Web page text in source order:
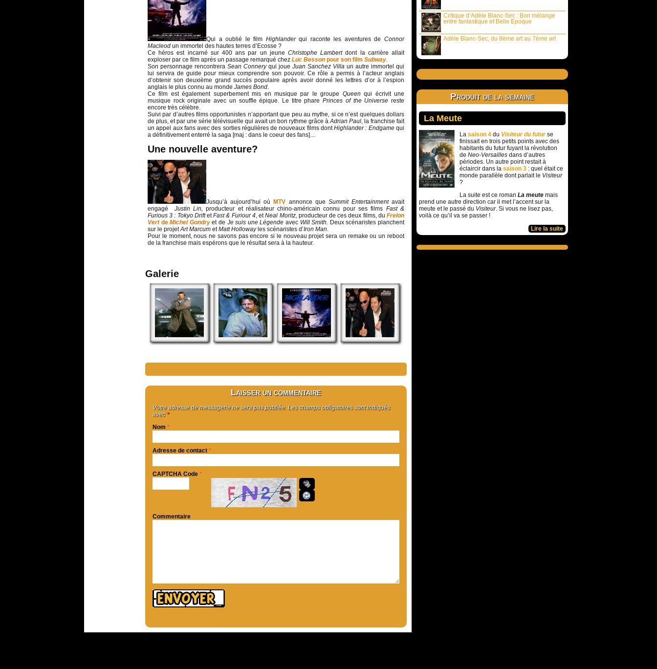
Qui a oublié le film Highlanderqui raconte les aventures deConnor
Macleod un immortel des hautes terres d’Ecosse ?
Ce héros est incarné sur 400 ans par un jeune Christophe Lambertdont la carrière allait
exploser par ce film après un passage remarqué chez Luc Besson pour son film Subway.
Son personnage rencontrera Sean Conneryqui joue Juan Sanchez Villa un autre immortel qui
lui servira de guide pour mieux comprendre son pouvoir. Ce rôle a permis à l’acteur anglais
d’obtenir son deuxième grand succès populaire après avoir donné les lettres d’or à l’espion
anglais le plus connu au monde James Bond.
Ce film est également superbement mis en musique par le groupe Queen qui écrivit une
musique rock originale avec un souffle épique. Le titre pharePrinces of the Universe reste
encore très célèbre.
Suivi par d’autres films opportunistes n’apportant que peu au mythe, si ce n’est quelques dollars
de plus, et par une série télévisuelle qui avait un bon rythme grâce àAdrian Paul, la franchise fait
un appel aux fans avec des sorties régulières de nouveaux films dontHighlander : Endgamequi
a définitivement enterré la saga [maj : dans le coeur des fans]…
Une nouvelle aventure?
Jusqu’à aujourd’hui où MTV annonce que Summit Entertainmentavait
engagé Justin Lin,producteur et réalisateur chino-américain connu pour ses films Fast &
Furious 3 : Tokyo DriftetFast & Furiour 4, etNeal Moritz, producteur de ces deux films, du Frelon
VertdeMichel Gondryet de Je suis une Légende avec Will Smith. Deux scénaristes planchent
sur le projetArt Marcum etMatt Holloway les scénaristes d’Iron Man.
Pour le moment, nous ne savons pas encore si le nouveau projet sera un remake ou un reboot
de la franchise mais espérons que le résultat sera à la hauteur.
Galerie
Laisser un commentaire
Votre adresse de messagerie ne sera pas publiée. Les champs obligatoires sont indiqués
avec*
Nom *
Adresse de contact *
CAPTCHA Code *
Commentaire
Critique d’Adèle Blanc-Sec : Bon mélange
entre fantastique et Belle Epoque
Adèle Blanc-Sec, du 8ème art au 7ème art
Produit de la semaine
La Meute
La saison 4 du Visiteur du futurse
finissait en trois petits points avec des
habitants du futur fuyant la révolution
de Neo-Versailles dans d’autres
périodes. Un autre point restait à
éclaircir dans la saison 3 : quel était ce
monde parallèle dont parlait le Visiteur
?
La suite est ce roman La meute mais
prend une autre direction car il met l’accent sur la
meute et le passé du Visiteur. Si vous ne lisez pas,
voilà ce qu’il va se passer !
Lire la suite